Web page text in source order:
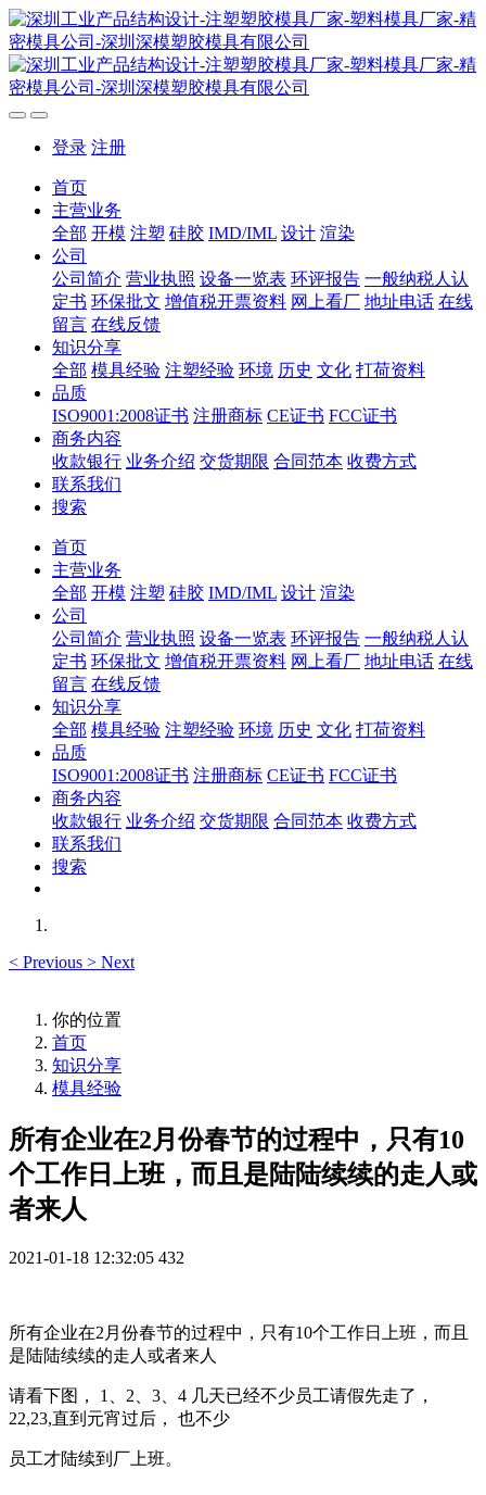
登录 注册
首页
主营业务
全部 开模 注塑 硅胶 IMD/IML 设计 渲染
公司
公司简介 营业执照 设备一览表 环评报告 一般纳税人认
定书 环保批文 增值税开票资料 网上看厂 地址电话 在线
留言 在线反馈
知识分享
全部 模具经验 注塑经验 环境 历史 文化 打荷资料
品质
ISO9001:2008证书 注册商标 CE证书 FCC证书
商务内容
收款银行 业务介绍 交货期限 合同范本 收费方式
联系我们
搜索
首页
主营业务
全部 开模 注塑 硅胶 IMD/IML 设计 渲染
公司
公司简介 营业执照 设备一览表 环评报告 一般纳税人认
定书 环保批文 增值税开票资料 网上看厂 地址电话 在线
留言 在线反馈
知识分享
全部 模具经验 注塑经验 环境 历史 文化 打荷资料
品质
ISO9001:2008证书 注册商标 CE证书 FCC证书
商务内容
收款银行 业务介绍 交货期限 合同范本 收费方式
联系我们
搜索
< Previous > Next
你的位置
首页
知识分享
模具经验
所有企业在2月份春节的过程中，只有10
个工作日上班，而且是陆陆续续的走人或
者来人
2021-01-18 12:32:05 432
所有企业在2月份春节的过程中，只有10个工作日上班，而且
是陆陆续续的走人或者来人
请看下图， 1、2、3、4 几天已经不少员工请假先走了，
22,23,直到元宵过后， 也不少
员工才陆续到厂上班。